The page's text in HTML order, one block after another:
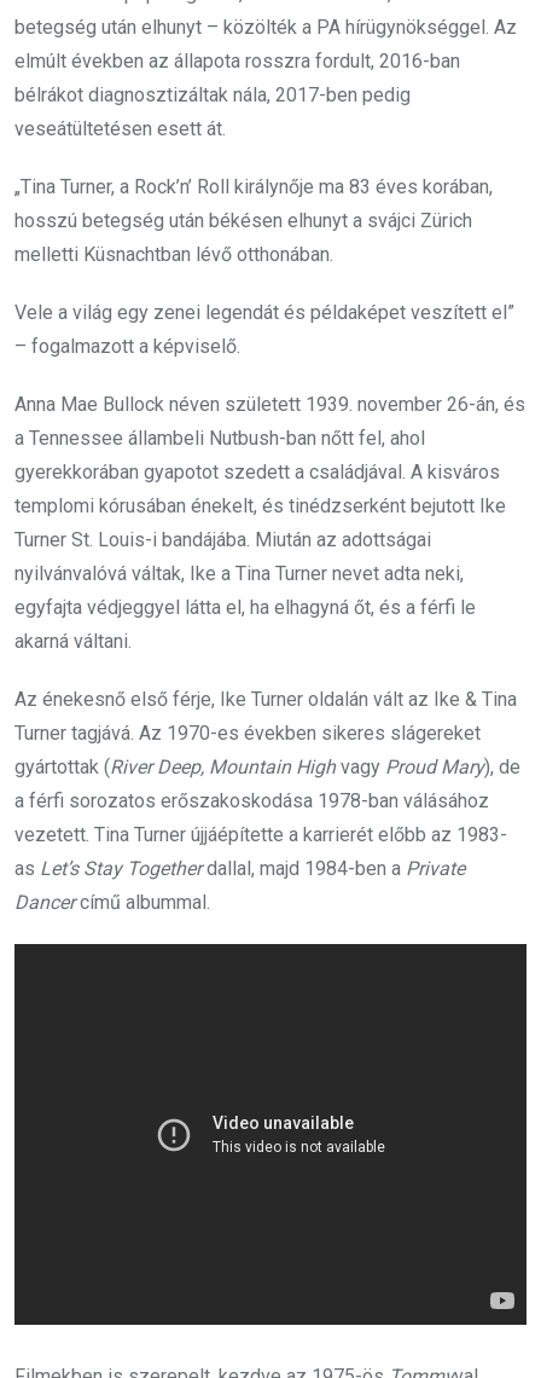
betegség után elhunyt – közölték a PA hírügynökséggel. Az
elmúlt években az állapota rosszra fordult, 2016-ban
bélrákot diagnosztizáltak nála, 2017-ben pedig
veseátültetésen esett át.
„Tina Turner, a Rock’n’ Roll királynője ma 83 éves korában,
hosszú betegség után békésen elhunyt a svájci Zürich
melletti Küsnachtban lévő otthonában.
Vele a világ egy zenei legendát és példaképet veszített el”
– fogalmazott a képviselő.
Anna Mae Bullock néven született 1939. november 26-án, és
a Tennessee állambeli Nutbush-ban nőtt fel, ahol
gyerekkorában gyapotot szedett a családjával. A kisváros
templomi kórusában énekelt, és tinédzserként bejutott Ike
Turner St. Louis-i bandájába. Miután az adottságai
nyilvánvalóvá váltak, Ike a Tina Turner nevet adta neki,
egyfajta védjeggyel látta el, ha elhagyná őt, és a férfi le
akarná váltani.
Az énekesnő első férje, Ike Turner oldalán vált az Ike & Tina
Turner tagjává. Az 1970-es években sikeres slágereket
gyártottak (River Deep, Mountain Highvagy Proud Mary), de
a férfi sorozatos erőszakoskodása 1978-ban válásához
vezetett. Tina Turner újjáépítette a karrierét előbb az 1983-
as Let’s Stay Togetherdallal, majd 1984-ben a Private
Dancercímű albummal.